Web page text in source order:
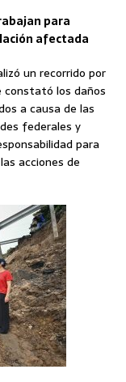
para
afectada
un recorrido por
los daños
a causa de las
federales y
para
acciones de